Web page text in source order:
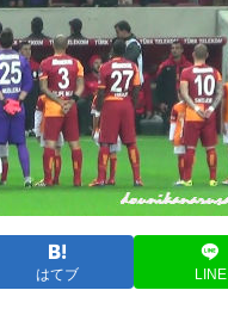
はてブ LINE